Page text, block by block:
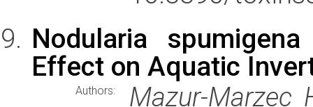
Nodularia
Effect on Aquatic
Authors:
Mazur-Marzec